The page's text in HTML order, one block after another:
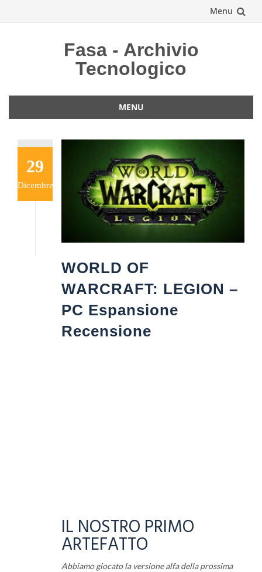
Menu
Fasa - Archivio
Tecnologico
MENU
contenuto
29
Dicembre
WORLD OF
WARCRAFT: LEGION –
PC Espansione
Recensione
IL NOSTRO PRIMO
ARTEFATTO
Abbiamo giocato la versione alfa della prossima